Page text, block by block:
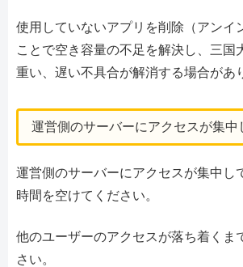
使用していないアプリを削除（アンイ
ことで空き容量の不足を解決し、三国
重い、遅い不具合が解消する場合があ
運営側のサーバーにアクセスが集中
運営側のサーバーにアクセスが集中し
時間を空けてください。
他のユーザーのアクセスが落ち着くま
さい。